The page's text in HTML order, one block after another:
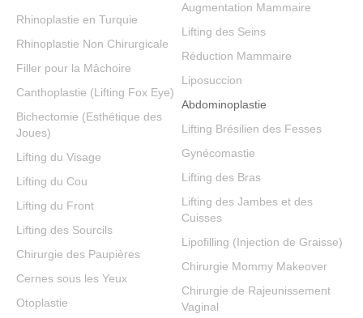
Rhinoplastie en Turquie
Rhinoplastie Non Chirurgicale
Filler pour la Mâchoire
Canthoplastie (Lifting Fox Eye)
Bichectomie (Esthétique des
Joues)
Lifting du Visage
Lifting du Cou
Lifting du Front
Lifting des Sourcils
Chirurgie des Paupières
Cernes sous les Yeux
Otoplastie
Augmentation Mammaire
Lifting des Seins
Réduction Mammaire
Liposuccion
Abdominoplastie
Lifting Brésilien des Fesses
Gynécomastie
Lifting des Bras
Lifting des Jambes et des
Cuisses
Lipofilling (Injection de Graisse)
Chirurgie Mommy Makeover
Chirurgie de Rajeunissement
Vaginal